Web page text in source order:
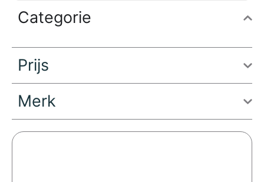
Categorie
Prijs
Merk